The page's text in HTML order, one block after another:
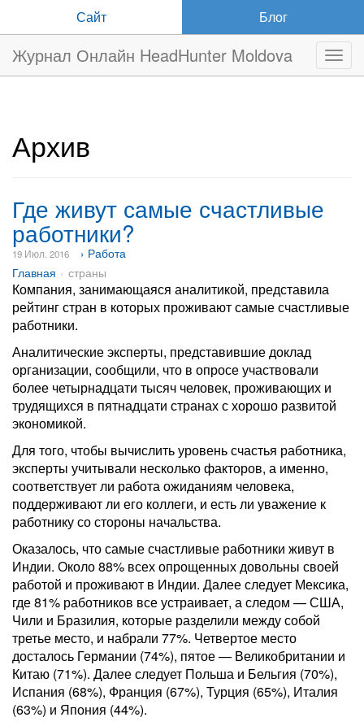
Сайт Блог
Журнал Онлайн HeadHunter Moldova
Архив
Где живут самые счастливые
работники?
19 Июл. 2016
› Работа
Главная
страны
Компания, занимающаяся аналитикой, представила
рейтинг стран в которых проживают самые счастливые
работники.
Аналитические эксперты, представившие доклад
организации, сообщили, что в опросе участвовали
более четырнадцати тысяч человек, проживающих и
трудящихся в пятнадцати странах с хорошо развитой
экономикой.
Для того, чтобы вычислить уровень счастья работника,
эксперты учитывали несколько факторов, а именно,
соответствует ли работа ожиданиям человека,
поддерживают ли его коллеги, и есть ли уважение к
работнику со стороны начальства.
Оказалось, что самые счастливые работники живут в
Индии. Около 88% всех опрощенных довольны своей
работой и проживают в Индии. Далее следует Мексика,
где 81% работников все устраивает, а следом — США,
Чили и Бразилия, которые разделили между собой
третье место, и набрали 77%. Четвертое место
досталось Германии (74%), пятое — Великобритании и
Китаю (71%). Далее следует Польша и Бельгия (70%),
Испания (68%), Франция (67%), Турция (65%), Италия
(63%) и Япония (44%).